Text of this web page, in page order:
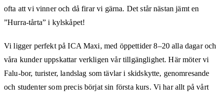
ofta att vi vinner och då firar vi gärna. Det står nästan jämt en
”Hurra-tårta” i kylskåpet!
Vi ligger perfekt på ICA Maxi, med öppettider 8–20 alla dagar och
våra kunder uppskattar verkligen vår tillgänglighet. Här möter vi
Falu-bor, turister, landslag som tävlar i skidskytte, genomresande
och studenter som precis börjat sin första kurs. Vi har allt på vårt